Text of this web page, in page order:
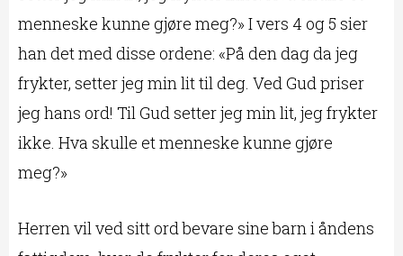
menneske kunne gjøre meg?» I vers 4 og 5 sier
han det med disse ordene: «På den dag da jeg
frykter, setter jeg min lit til deg. Ved Gud priser
jeg hans ord! Til Gud setter jeg min lit, jeg frykter
ikke. Hva skulle et menneske kunne gjøre
meg?»
Herren vil ved sitt ord bevare sine barn i åndens